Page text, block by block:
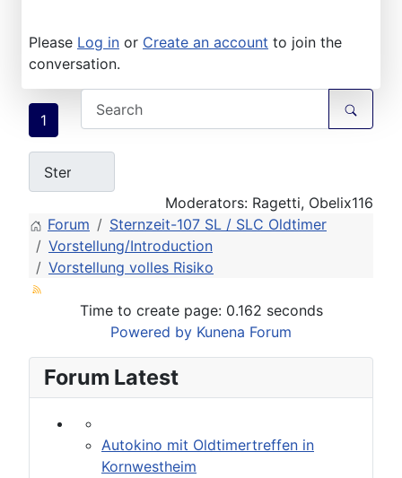
Please Log in or Create an account to join the
conversation.
1
Moderators: Ragetti, Obelix116
Forum
Sternzeit-107 SL / SLC Oldtimer
Vorstellung/Introduction
Vorstellung volles Risiko
Time to create page: 0.162 seconds
Powered by Kunena Forum
Forum Latest
Autokino mit Oldtimertreffen in
Kornwestheim